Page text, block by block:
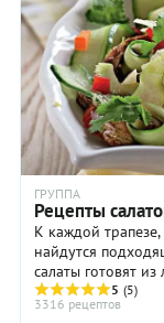
ГРУППА
Рецепты
К каждой
найдутся
салаты готовят
макаронных5 (5)
3316 рецептов